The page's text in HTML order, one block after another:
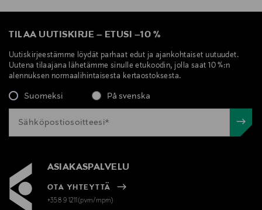
TILAA UUTISKIRJE – ETUSI –10 %
Uutiskirjeestämme löydät parhaat edut ja ajankohtaiset uutuudet.
Uutena tilaajana lähetämme sinulle etukoodin, jolla saat 10 %:n
alennuksen normaalihintaisesta kertaostoksesta.
Suomeksi På svenska
ASIAKASPALVELU
OTA YHTEYTTÄ
+358 9 1211(pvm/mpm)